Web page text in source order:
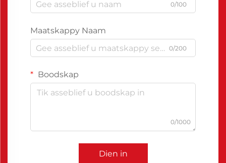
0/100
Maatskappy Naam
0/200
Boodskap
0/1000
Dien in